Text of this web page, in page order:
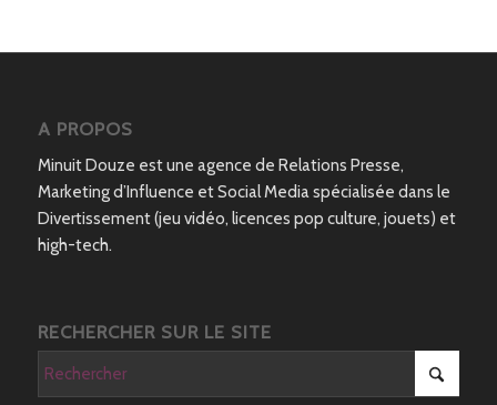
A PROPOS
Minuit Douze est une agence de Relations Presse,
Marketing d’Influence et Social Media spécialisée dans le
Divertissement (jeu vidéo, licences pop culture, jouets) et
high-tech.
RECHERCHER SUR LE SITE